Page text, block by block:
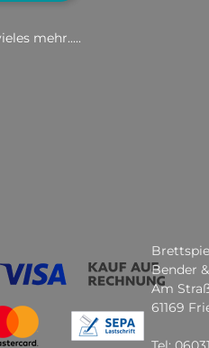
mehr.....
Bender
Am
61169